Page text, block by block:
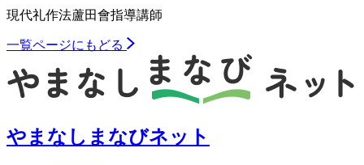
現代礼作法蘆田會指導講師
一覧ページにもどる
やまなしまなびネット